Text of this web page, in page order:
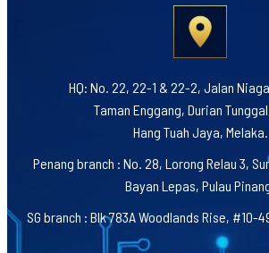
HQ: No. 22, 22-1 & 22-2, Jalan
Taman Enggang, Durian
Hang Tuah Jaya, Melaka.
Penang branch : No. 28, Lorong Relau 3,
Bayan Lepas, Pulau
SG branch : Blk 783A Woodlands Rise, #10-